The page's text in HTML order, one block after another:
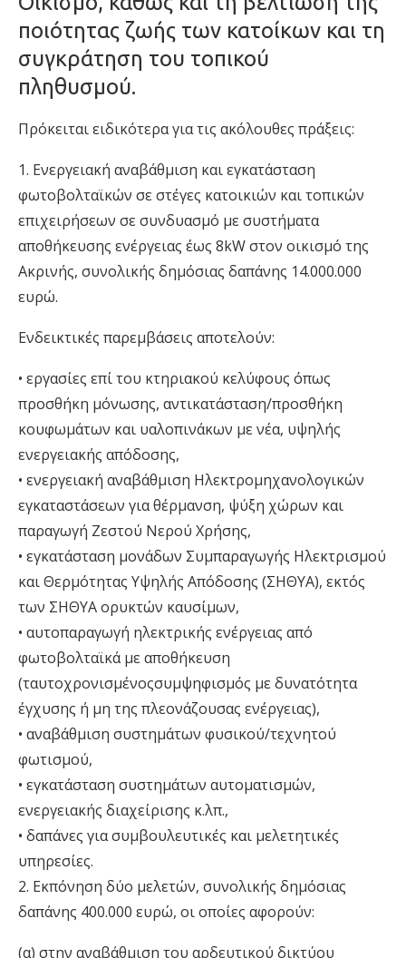
ποιότητας ζωής των κατοίκων και τη
συγκράτηση του τοπικού
πληθυσμού.
Πρόκειται ειδικότερα για τις ακόλουθες πράξεις:
1. ​Ενεργειακή αναβάθμιση και εγκατάσταση
φωτοβολταϊκών σε στέγες κατοικιών και τοπικών
επιχειρήσεων σε συνδυασμό με συστήματα
αποθήκευσης ενέργειας έως 8kW στον οικισμό της
Ακρινής, συνολικής δημόσιας δαπάνης 14.000.000
ευρώ.
Ενδεικτικές παρεμβάσεις αποτελούν:
• εργασίες επί του κτηριακού κελύφους όπως
προσθήκη μόνωσης, αντικατάσταση/προσθήκη
κουφωμάτων και υαλοπινάκων με νέα, υψηλής
ενεργειακής απόδοσης,
• ενεργειακή αναβάθμιση Ηλεκτρομηχανολογικών
εγκαταστάσεων για θέρμανση, ψύξη χώρων και
παραγωγή Ζεστού Νερού Χρήσης,
• εγκατάσταση μονάδων Συμπαραγωγής Ηλεκτρισμού
και Θερμότητας Υψηλής Απόδοσης (ΣΗΘΥΑ), εκτός
των ΣΗΘΥΑ ορυκτών καυσίμων,
• αυτοπαραγωγή ηλεκτρικής ενέργειας από
φωτοβολταϊκά με αποθήκευση
(ταυτοχρονισμένοςσυμψηφισμός με δυνατότητα
έγχυσης ή μη της πλεονάζουσας ενέργειας),
• αναβάθμιση συστημάτων φυσικού/τεχνητού
φωτισμού,
• εγκατάσταση συστημάτων αυτοματισμών,
ενεργειακής διαχείρισης κ.λπ.,
• δαπάνες για συμβουλευτικές και μελετητικές
υπηρεσίες.
2. ​Εκπόνηση δύο μελετών, συνολικής δημόσιας
δαπάνης 400.000 ευρώ, οι οποίες αφορούν:
(α) ​στην αναβάθμιση του αρδευτικού δικτύου